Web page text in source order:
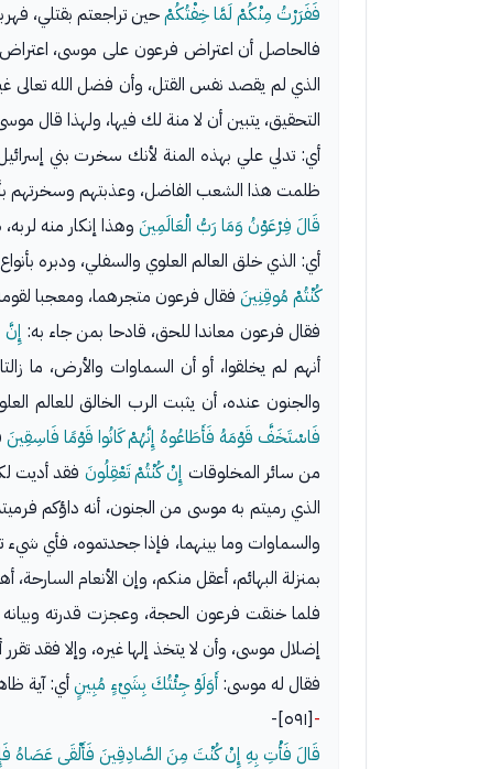
فَفَرَرْتُ مِنْكُمْ لَمَّا خِفْتُكُمْحين تراجعتم بقتلي،
فالحاصل أن اعتراض فرعون على موسى، اعتراض
الذي لم يقصد نفس القتل، وأن فضل الله تعالى
التحقيق، يتبين أن لا منة لك فيها، ولهذا قال
أي: تدلي علي بهذه المنة لأنك سخرت بني
ظلمت هذا الشعب الفاضل، وعذبتهم وسخرتهم
قَالَ فِرْعَوْنُ وَمَا رَبُّ الْعَالَمِينَ وهذا إنكار منه
أي: الذي خلق العالم العلوي والسفلي، ودبره
كُنْتُمْ مُوقِنِينَ فقال فرعون متجرهما، ومعجبا
فقال فرعون معاندا للحق، قادحا بمن جاء به:
أنهم لم يخلقوا، أو أن السماوات والأرض، ما
والجنون عنده، أن يثبت الرب الخالق للعالم
فَاسْتَخَفَّ قَوْمَهُ فَأَطَاعُوهُ إِنَّهُمْ كَانُوا قَوْمًا فَاسِقِينَ
من سائر المخلوقات إِنْ كُنْتُمْ تَعْقِلُونَ فقد أديت
الذي رميتم به موسى من الجنون، أنه داؤكم
والسماوات وما بينهما، فإذا جحدتموه، فأي شيء
بمنزلة البهائم، أعقل منكم، وإن الأنعام
فلما خنقت فرعون الحجة، وعجزت قدرته
إضلال موسى، وأن لا يتخذ إلها غيره، وإلا فقد
فقال له موسى: أَوَلَوْ جِئْتُكَ بِشَيْءٍ مُبِينٍأي: آية
-[٥٩١]-
قَالَ فَأْتِ بِهِ إِنْ كُنْتَ مِنَ الصَّادِقِينَ فَأَلْقَى عَصَاهُ